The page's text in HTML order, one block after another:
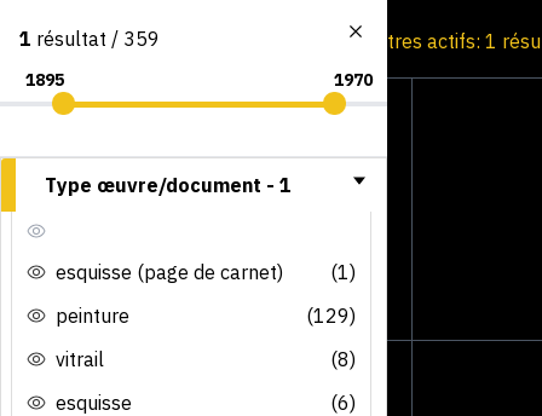
Consultation par image Filtres actifs: 1
1 résultat / 359
Type œuvre/document - 1
esquisse (page de carnet)
(1)
peinture
(129)
vitrail
(8)
esquisse
(6)